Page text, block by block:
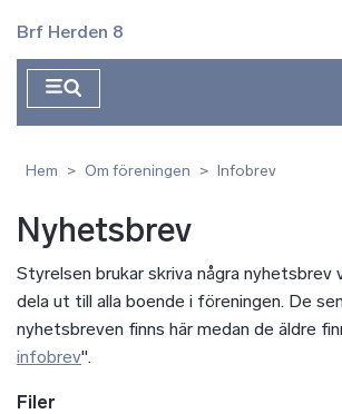
Brf Herden 8
Hem Om föreningen Infobrev
Nyhetsbrev
Styrelsen brukar skriva några nyhetsbrev
dela ut till alla boende i föreningen. De
nyhetsbreven finns här medan de äldre
infobrev".
Filer